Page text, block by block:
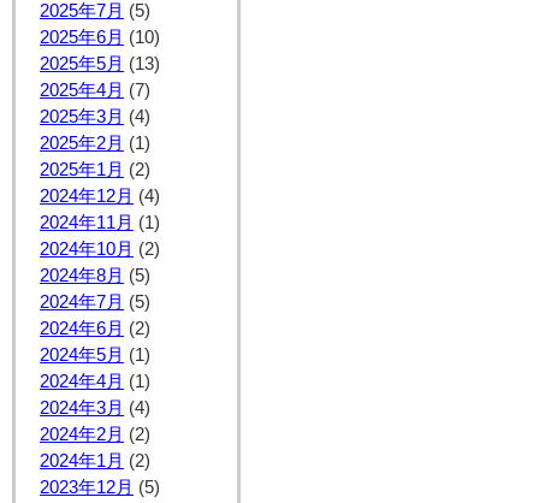
2025年7月 (5)
2025年6月 (10)
2025年5月 (13)
2025年4月 (7)
2025年3月 (4)
2025年2月 (1)
2025年1月 (2)
2024年12月 (4)
2024年11月 (1)
2024年10月 (2)
2024年8月 (5)
2024年7月 (5)
2024年6月 (2)
2024年5月 (1)
2024年4月 (1)
2024年3月 (4)
2024年2月 (2)
2024年1月 (2)
2023年12月 (5)